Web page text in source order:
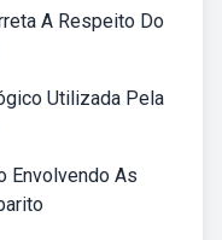
A Respeito Do
Utilizada Pela
Envolvendo As